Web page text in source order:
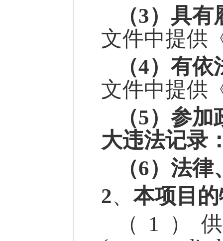
（3） 具有
文件中提供
（4）有依
文件中提供
（5）参加
大违法记录
（6）法律
2、本项目
（ 1）